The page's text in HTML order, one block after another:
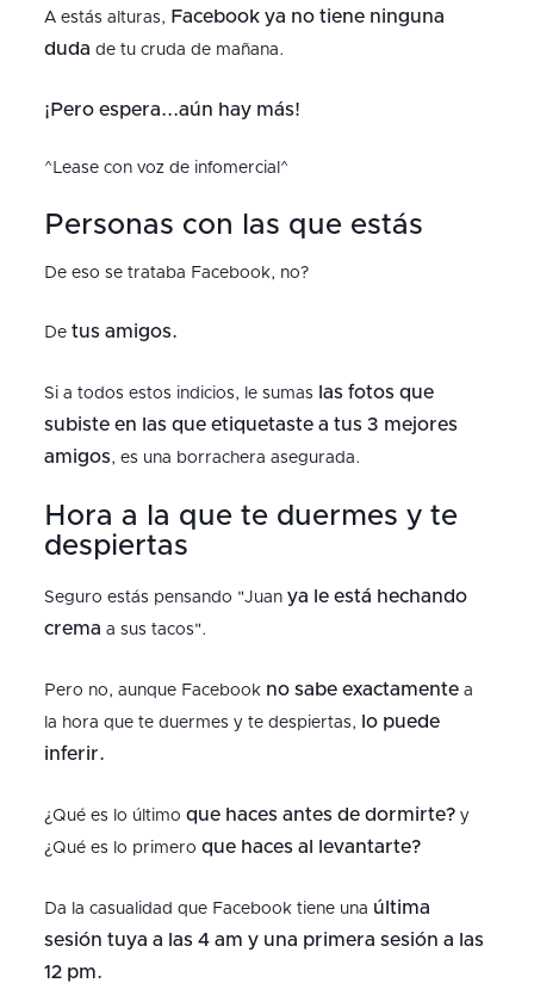
A estás alturas, Facebook ya no tiene ninguna
duda de tu cruda de mañana.
¡Pero espera...aún hay más!
^Lease con voz de infomercial^
Personas con las que estás
De eso se trataba Facebook, no?
De tus amigos.
Si a todos estos indicios, le sumas
las fotos que
subiste en las que etiquetaste a tus 3 mejores
amigos, es una borrachera asegurada.
Hora a la que te duermes y te
despiertas
Seguro estás pensando "Juan ya le está hechando
crema a sus tacos".
Pero no, aunque Facebook no sabe exactamentea
la hora que te duermes y te despiertas,
lo puede
inferir.
¿Qué es lo último que haces antes de dormirte?y
¿Qué es lo primero que haces al levantarte?
Da la casualidad que Facebook tiene una última
sesión tuya a las 4 am y una primera sesión a las
12 pm.